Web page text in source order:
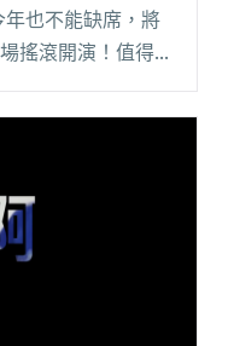
也不能缺席，將
搖滾開演！值得
門票，加購 閱讀全